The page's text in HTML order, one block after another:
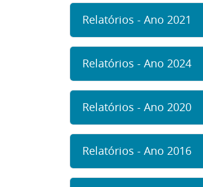
Relatórios - Ano 2021
Relatórios - Ano 2024
Relatórios - Ano 2020
Relatórios - Ano 2016